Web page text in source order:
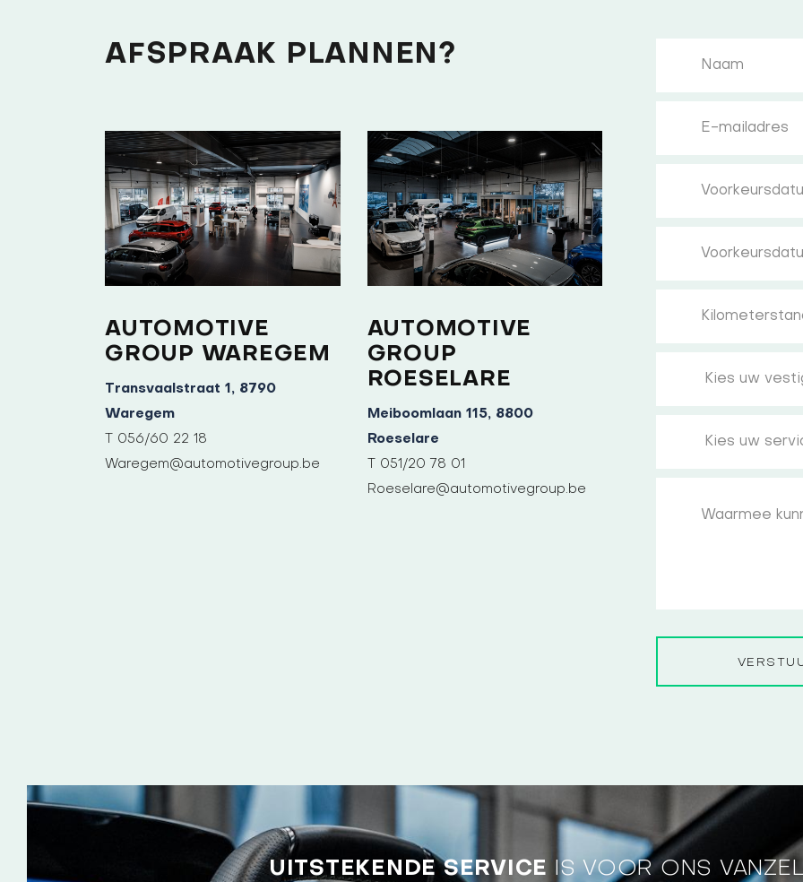
AFSPRAAK PLANNEN?
AUTOMOTIVE
GROUP WAREGEM
Transvaalstraat 1, 8790
Waregem
T 056/60 22 18
Waregem@automotivegroup.be
AUTOMOTIVE
GROUP
ROESELARE
Meiboomlaan 115, 8800
Roeselare
T 051/20 78 01
Roeselare@automotivegroup.be
UITSTEKENDE SERVICE IS VOOR ONS